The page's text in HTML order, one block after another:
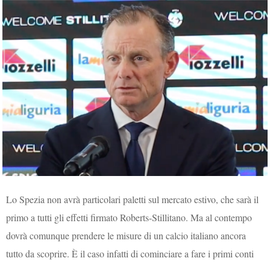
Lo Spezia non avrà particolari paletti sul mercato estivo, che sarà il
primo a tutti gli effetti firmato Roberts-Stillitano. Ma al contempo
dovrà comunque prendere le misure di un calcio italiano ancora
tutto da scoprire. È il caso infatti di cominciare a fare i primi conti